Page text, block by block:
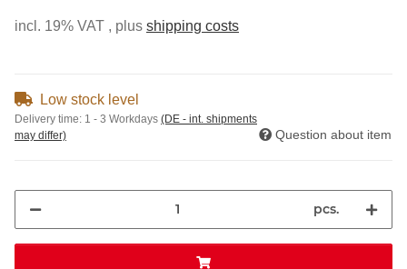
incl. 19% VAT , plus shipping costs
Low stock level
Delivery time: 1 - 3 Workdays (DE - int. shipments
may differ)
Question about item
pcs.